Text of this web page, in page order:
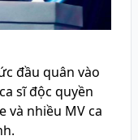
đầu quân vào
sĩ độc quyền
và nhiều MV ca